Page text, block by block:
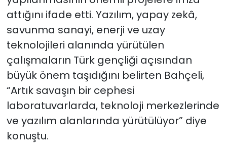
attığını ifade etti. Yazılım, yapay zekâ,
savunma sanayi, enerji ve uzay
teknolojileri alanında yürütülen
çalışmaların Türk gençliği açısından
büyük önem taşıdığını belirten Bahçeli,
“Artık savaşın bir cephesi
laboratuvarlarda, teknoloji merkezlerinde
ve yazılım alanlarında yürütülüyor” diye
konuştu.